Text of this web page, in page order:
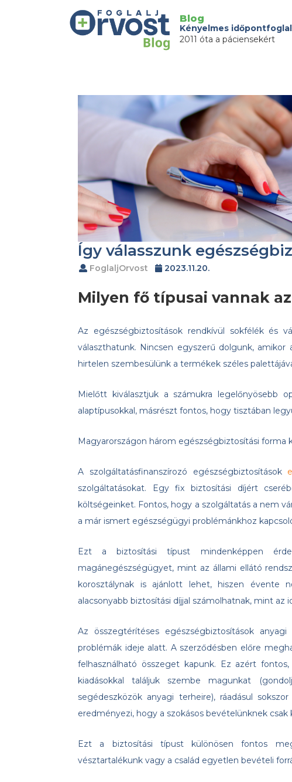
Blog
Kényelmes
2011 óta a páciensekért
Így válasszunk
FoglaljOrvost 2023.11.20.
Milyen fő típusai vannak
Az egészségbiztosítások rendkívül sokfélék és
választhatunk. Nincsen egyszerű dolgunk,
hirtelen szembesülünk a termékek széles
Mielőtt kiválasztjuk a számukra legelőnyösebb
alaptípusokkal, másrészt fontos, hogy tisztában
Magyarországon három egészségbiztosítási forma
A szolgáltatásfinanszírozó egészségbiztosítások
szolgáltatásokat. Egy fix biztosítási díjért
költségeinket. Fontos, hogy a szolgáltatás a nem
a már ismert egészségügyi problémánkhoz
Ezt a biztosítási típust mindenképpen
magánegészségügyet, mint az állami ellátó
korosztálynak is ajánlott lehet, hiszen évente
alacsonyabb biztosítási díjjal számolhatnak, mint az
Az összegtérítéses egészségbiztosítások
problémák ideje alatt. A szerződésben előre
felhasználható összeget kapunk. Ez azért
kiadásokkal találjuk szembe magunkat
segédeszközök anyagi terheire), ráadásul
eredményezi, hogy a szokásos bevételünknek
Ezt a biztosítási típust különösen fontos
vésztartalékunk vagy a család egyetlen bevételi